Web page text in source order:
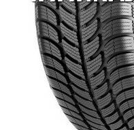
Osobné/crossover +
SUV/crossover +
Dodávkové + malé
Disky